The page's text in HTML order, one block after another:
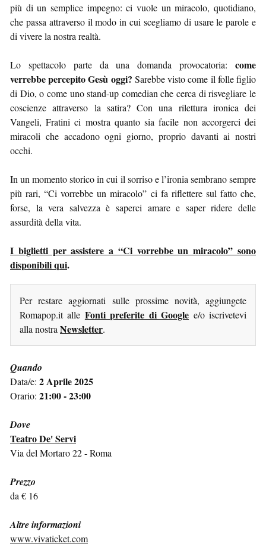
più di un semplice impegno: ci vuole un miracolo, quotidiano,
che passa attraverso il modo in cui scegliamo di usare le parole e
di vivere la nostra realtà.
Lo spettacolo parte da una domanda provocatoria: come
verrebbe percepito Gesù oggi? Sarebbe visto come il folle figlio
di Dio, o come uno stand-up comedian che cerca di risvegliare le
coscienze attraverso la satira? Con una rilettura ironica dei
Vangeli, Fratini ci mostra quanto sia facile non accorgerci dei
miracoli che accadono ogni giorno, proprio davanti ai nostri
occhi.
In un momento storico in cui il sorriso e l’ironia sembrano sempre
più rari, “Ci vorrebbe un miracolo” ci fa riflettere sul fatto che,
forse, la vera salvezza è saperci amare e saper ridere delle
assurdità della vita.
I biglietti per assistere a “Ci vorrebbe un miracolo” sono
disponibili qui.
Per restare aggiornati sulle prossime novità, aggiungete
Romapop.it alle Fonti preferite di Google e/o iscrivetevi
alla nostra Newsletter.
Quando
Data/e: 2 Aprile 2025
Orario: 21:00 - 23:00
Dove
Teatro De' Servi
Via del Mortaro 22 - Roma
Prezzo
da € 16
Altre informazioni
www.vivaticket.com